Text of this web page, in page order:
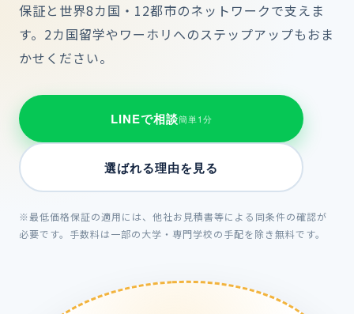
保証と世界8カ国・12都市のネットワークで支えま
す。2カ国留学やワーホリへのステップアップもおま
かせください。
LINEで相談簡単1分
選ばれる理由を見る
※最低価格保証の適用には、他社お見積書等による同条件の確認が
必要です。手数料は一部の大学・専門学校の手配を除き無料です。